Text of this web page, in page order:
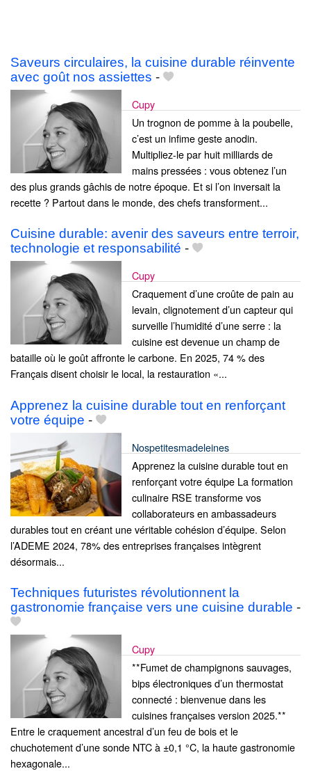
Saveurs circulaires, la cuisine durable réinvente
avec goût nos assiettes -
Cupy
Un trognon de pomme à la poubelle,
c’est un infime geste anodin.
Multipliez-le par huit milliards de
mains pressées : vous obtenez l’un
des plus grands gâchis de notre époque. Et si l’on inversait la
recette ? Partout dans le monde, des chefs transforment...
Cuisine durable: avenir des saveurs entre terroir,
technologie et responsabilité -
Cupy
Craquement d’une croûte de pain au
levain, clignotement d’un capteur qui
surveille l’humidité d’une serre : la
cuisine est devenue un champ de
bataille où le goût affronte le carbone. En 2025, 74 % des
Français disent choisir le local, la restauration «...
Apprenez la cuisine durable tout en renforçant
votre équipe -
Nospetitesmadeleines
Apprenez la cuisine durable tout en
renforçant votre équipe La formation
culinaire RSE transforme vos
collaborateurs en ambassadeurs
durables tout en créant une véritable cohésion d’équipe. Selon
l’ADEME 2024, 78% des entreprises françaises intègrent
désormais...
Techniques futuristes révolutionnent la
gastronomie française vers une cuisine durable -
Cupy
**Fumet de champignons sauvages,
bips électroniques d’un thermostat
connecté : bienvenue dans les
cuisines françaises version 2025.**
Entre le craquement ancestral d’un feu de bois et le
chuchotement d’une sonde NTC à ±0,1 °C, la haute gastronomie
hexagonale...